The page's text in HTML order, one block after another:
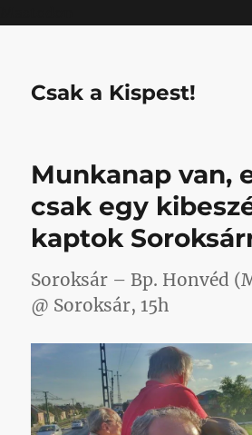
Csak a Kispest!
Munkanap van,
csak egy
kaptok
Soroksár – Bp. Honvéd
@ Soroksár, 15h